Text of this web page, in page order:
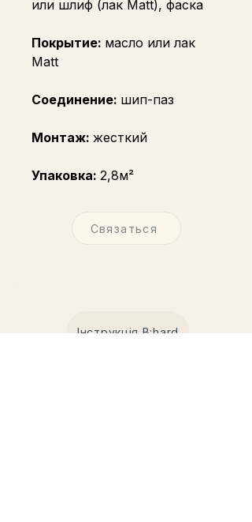
или шлиф (лак Matt), фаска
Покрытие: масло или лак
Matt
Соединение: шип-паз
Монтаж: жесткий
Упаковка: 2,8м²
Связаться
Інструкція B:hard